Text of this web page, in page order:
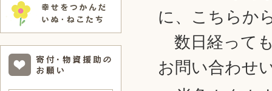
に、こちらか
数日経って
お問い合わせ